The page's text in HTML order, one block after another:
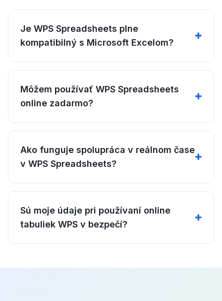
Je WPS Spreadsheets plne
kompatibilný s Microsoft Excelom?
Môžem používať WPS Spreadsheets
online zadarmo?
Ako funguje spolupráca v reálnom čase
v WPS Spreadsheets?
Sú moje údaje pri používaní online
tabuliek WPS v bezpečí?